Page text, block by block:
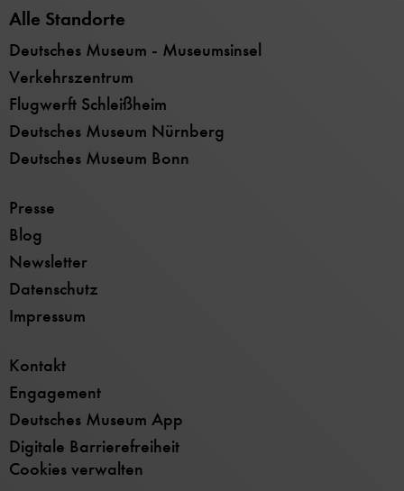
Alle Standorte
Deutsches Museum - Museumsinsel
Verkehrszentrum
Flugwerft Schleißheim
Deutsches Museum Nürnberg
Deutsches Museum Bonn
Presse
Blog
Newsletter
Datenschutz
Impressum
Kontakt
Engagement
Deutsches Museum App
Digitale Barrierefreiheit
Cookies verwalten